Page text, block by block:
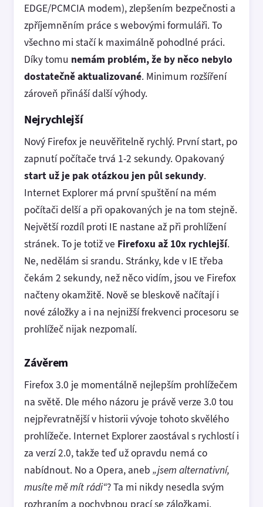
EDGE/PCMCIA modem), zlepšením bezpečnosti a
zpříjemněním práce s webovými formuláři. To
všechno mi stačí k maximálně pohodlné práci.
Díky tomu nemám problém, že by něco nebylo
dostatečně aktualizované. Minimum rozšíření
zároveň přináší další výhody.
Nejrychlejší
Nový Firefox je neuvěřitelně rychlý. První start, po
zapnutí počítače trvá 1-2 sekundy. Opakovaný
start už je pak otázkou jen půl sekundy.
Internet Explorer má první spuštění na mém
počítači delší a při opakovaných je na tom stejně.
Největší rozdíl proti IE nastane až při prohlížení
stránek. To je totiž ve Firefoxu až 10x rychlejší.
Ne, nedělám si srandu. Stránky, kde v IE třeba
čekám 2 sekundy, než něco vidím, jsou ve Firefox
načteny okamžitě. Nově se bleskově načítají i
nové záložky a i na nejnižší frekvenci procesoru se
prohlížeč nijak nezpomalí.
Závěrem
Firefox 3.0 je momentálně nejlepším prohlížečem
na světě. Dle mého názoru je právě verze 3.0 tou
nejpřevratnější v historii vývoje tohoto skvělého
prohlížeče. Internet Explorer zaostával s rychlostí i
za verzí 2.0, takže teď už opravdu nemá co
nabídnout. No a Opera, aneb „jsem alternativní,
musíte mě mít rádi“? Ta mi nikdy nesedla svým